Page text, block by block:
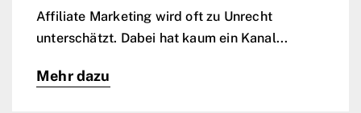
Affiliate Marketing wird oft zu Unrecht
unterschätzt. Dabei hat kaum ein Kanal...
Mehr dazu